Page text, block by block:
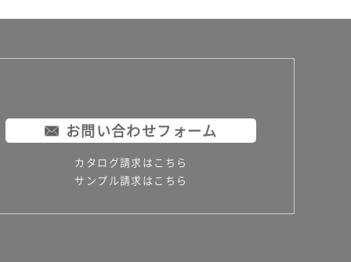
お問い合わせフォーム
カタログ請求はこちら
サンプル請求はこちら